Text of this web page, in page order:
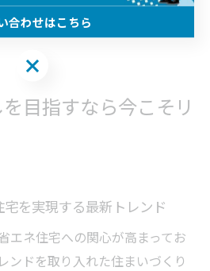
、後悔のないリフォームを目指
目指すなら今こそリ
を実現する最新トレンド
エネ住宅への関心が高まってお
ンドを取り入れた住まいづくり
合わせはこちら
合わせはこちら